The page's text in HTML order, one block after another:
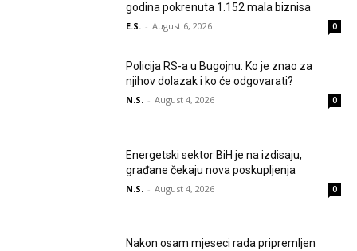
godina pokrenuta 1.152 mala biznisa
E.S. - August 6, 2026 0
Policija RS-a u Bugojnu: Ko je znao za
njihov dolazak i ko će odgovarati?
N.S. - August 4, 2026 0
Energetski sektor BiH je na izdisaju,
građane čekaju nova poskupljenja
N.S. - August 4, 2026 0
Nakon osam mjeseci rada pripremljen